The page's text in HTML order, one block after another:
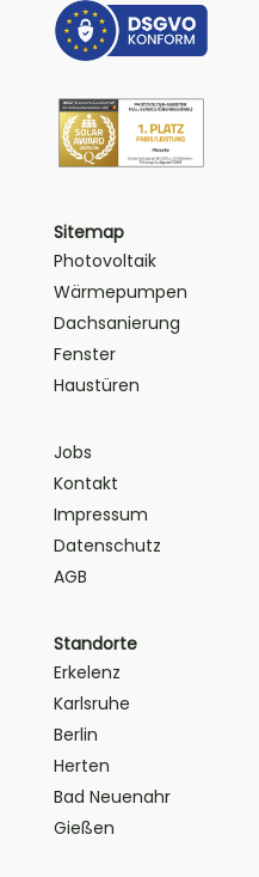
Sitemap
Photovoltaik
Wärmepumpen
Dachsanierung
Fenster
Haustüren
Jobs
Kontakt
Impressum
Datenschutz
AGB
Standorte
Erkelenz
Karlsruhe
Berlin
Herten
Bad Neuenahr
Gießen